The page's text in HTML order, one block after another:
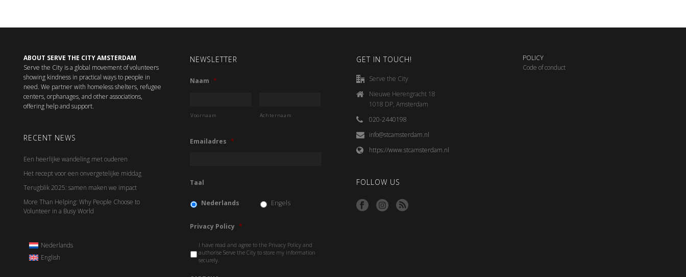
ABOUT SERVE THE CITY AMSTERDAM
Serve the City is a global movement of volunteers
showing kindness in practical ways to people in
need. We partner with homeless shelters, refugee
centers, orphanages, and other associations,
offering help and support.
RECENT NEWS
Een heerlijke wandeling met ouderen
Het recept voor een onvergetelijke middag
Terugblik 2025: samen maken we impact
More Than Helping: Why People Choose to
Volunteer in a Busy World
Nederlands
English
NEWSLETTER
Naam *
Voornaam Achternaam
Emailadres *
Taal
Nederlands Engels
Privacy Policy *
I have read and agree to the Privacy Policy and
authorise Serve the City to store my information
securely.
GET IN TOUCH!
Serve the City
Nieuwe Herengracht 18
1018 DP, Amsterdam
020-2440198
info@stcamsterdam.nl
https://www.stcamsterdam.nl
FOLLOW US
POLICY
Code of conduct